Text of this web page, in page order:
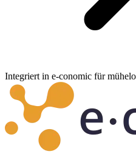
Integriert in e-conomic für